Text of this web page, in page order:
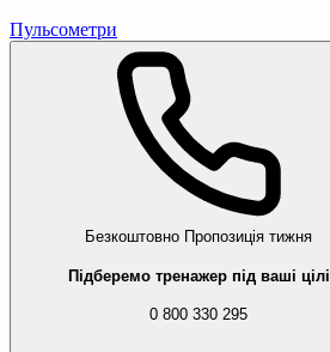
Пульсометри
Безкоштовно Пропозиція тижня
Підберемо тренажер під ваші цілі
0 800 330 295